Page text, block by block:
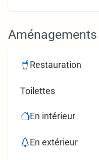
Restauration
Toilettes
En intérieur
En extérieur